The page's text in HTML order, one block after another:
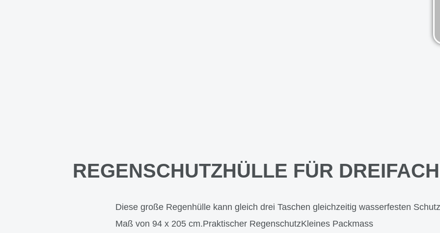
REGENSCHUTZHÜLLE FÜR
Diese große Regenhülle kann gleich drei Taschen gleichzeitig wasserfesten
Maß von 94 x 205 cm.Praktischer RegenschutzKleines Packmass